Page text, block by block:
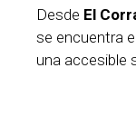
Desde El
se encuentra el
una accesible